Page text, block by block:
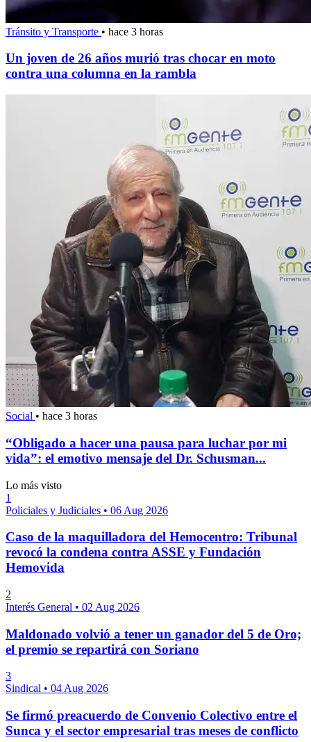
Tránsito y Transporte • hace 3 horas
Un joven de 26 años murió tras chocar en moto
contra una columna en la rambla
Social • hace 3 horas
“Obligado a hacer una pausa para luchar por mi
vida”: el emotivo mensaje del Dr. Schusman...
Lo más visto
1
Policiales y Judiciales • 06 Aug 2026
Caso de la maquilladora del Hemocentro: Tribunal
revocó la condena contra ASSE y Fundación
Hemovida
2
Interés General • 02 Aug 2026
Maldonado volvió a tener un ganador del 5 de Oro;
el premio se repartirá con Soriano
3
Sindical • 04 Aug 2026
Se firmó preacuerdo de Convenio Colectivo entre el
Sunca y el sector empresarial tras meses de conflicto